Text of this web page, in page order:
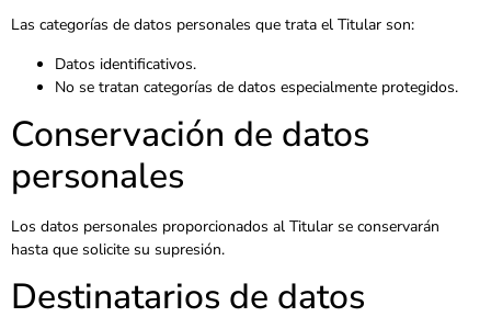
Las categorías de datos personales que trata el Titular son:
Datos identificativos.
No se tratan categorías de datos especialmente protegidos.
Conservación de datos
personales
Los datos personales proporcionados al Titular se conservarán
hasta que solicite su supresión.
Destinatarios de datos